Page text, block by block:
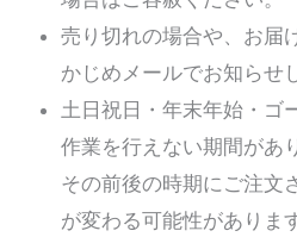
売り切れの場合や、お届
かじめメールでお知らせ
土日祝日・年末年始・ゴ
作業を行えない期間があ
その前後の時期にご注文
が変わる可能性がありま